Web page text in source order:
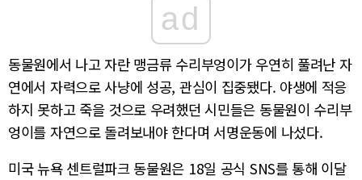
ad
동물원에서 나고 자란 맹금류 수리부엉이가 우연히 풀려난 자
연에서 자력으로 사냥에 성공, 관심이 집중됐다. 야생에 적응
하지 못하고 죽을 것으로 우려했던 시민들은 동물원이 수리부
엉이를 자연으로 돌려보내야 한다며 서명운동에 나섰다.
미국 뉴욕 센트럴파크 동물원은 18일 공식 SNS를 통해 이달